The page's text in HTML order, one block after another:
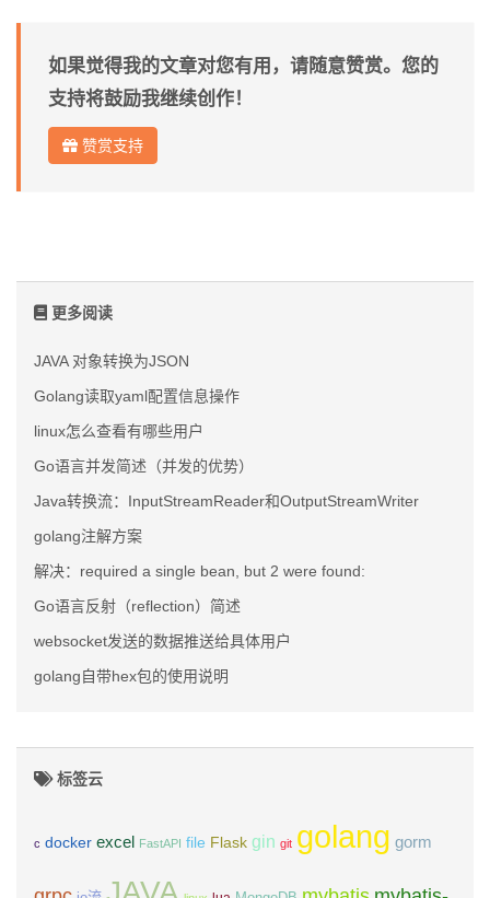
如果觉得我的文章对您有用，请随意赞赏。您的
支持将鼓励我继续创作！
赞赏支持
更多阅读
JAVA 对象转换为JSON
Golang读取yaml配置信息操作
linux怎么查看有哪些用户
Go语言并发简述（并发的优势）
Java转换流：InputStreamReader和OutputStreamWriter
golang注解方案
解决：required a single bean, but 2 were found:
Go语言反射（reflection）简述
websocket发送的数据推送给具体用户
golang自带hex包的使用说明
标签云
c docker excel FastAPI file Flask gin git golang gorm